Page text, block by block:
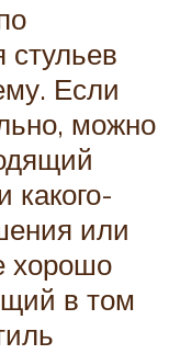
стульев
Если
можно
какого-
или
хорошо
в том